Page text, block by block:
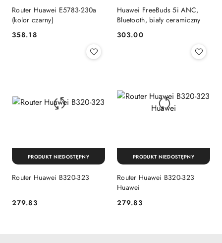
Router Huawei E5783-230a
(kolor czarny)
Cena:
358.18
Huawei FreeBuds 5i ANC,
Bluetooth, biały ceramiczny
Cena:
303.00
Router Huawei B320-323
Cena:
279.83
PRODUKT NIEDOSTĘPNY
Router Huawei B320-323
Huawei
Cena:
279.83
PRODUKT NIEDOSTĘPNY